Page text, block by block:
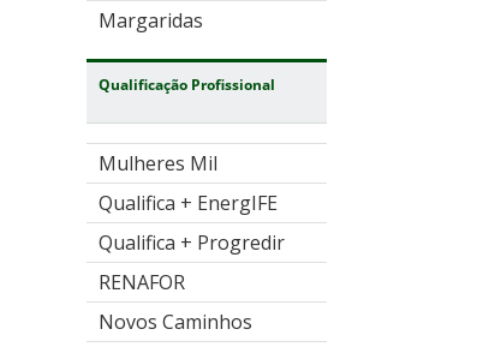
Margaridas
Qualificação Profissional
Mulheres Mil
Qualifica + EnergIFE
Qualifica + Progredir
RENAFOR
Novos Caminhos